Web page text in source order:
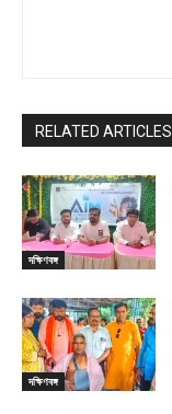
RELATED ARTICLES
দক্ষিণবঙ্গ
দক্ষিণবঙ্গ